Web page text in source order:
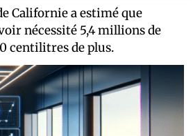
Californie a estimé que
nécessité 5,4 millions de
centilitres de plus.